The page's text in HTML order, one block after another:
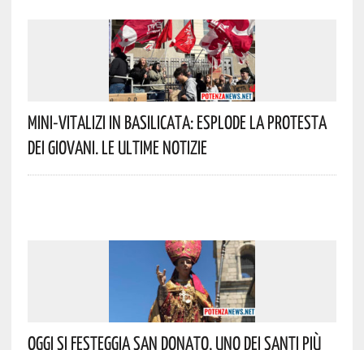
Mini-Vitalizi In Basilicata: Esplode La Protesta
Dei Giovani. Le Ultime Notizie
Oggi Si Festeggia San Donato, Uno Dei Santi Più